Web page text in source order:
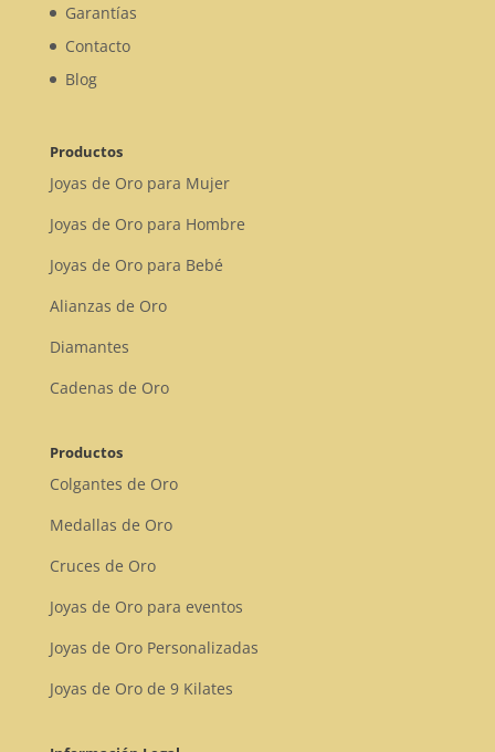
Garantías
Contacto
Blog
Productos
Joyas de Oro para Mujer
Joyas de Oro para Hombre
Joyas de Oro para Bebé
Alianzas de Oro
Diamantes
Cadenas de Oro
Productos
Colgantes de Oro
Medallas de Oro
Cruces de Oro
Joyas de Oro para eventos
Joyas de Oro Personalizadas
Joyas de Oro de 9 Kilates